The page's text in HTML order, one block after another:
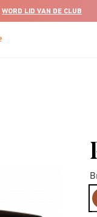
WORD LID VAN DE CLUB